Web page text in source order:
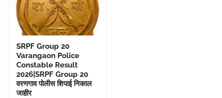
SRPF Group 20
Varangaon Police
Constable Result
2026|SRPF Group 20
वरणगाव पोलीस शिपाई निकाल
जाहीर